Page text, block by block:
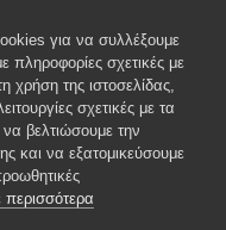
για να συλλέξουμε
πληροφορίες σχετικές με
χρήση της ιστοσελίδας,
σχετικές με τα
να βελτιώσουμε την
και να εξατομικεύσουμε
περισσότερα